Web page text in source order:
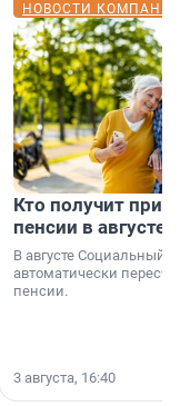
НОВОСТИ
Кто получит
пенсии в августе
В августе Социальный
автоматически
пенсии.
3 августа, 16:40